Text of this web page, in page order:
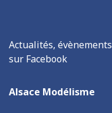
Actualités,
sur Facebook
Alsace Modélisme